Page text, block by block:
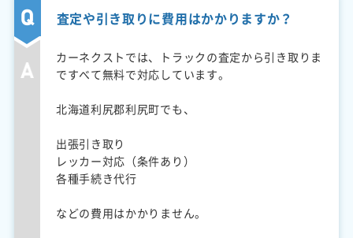
査定や引き取りに費用はかかりますか？
カーネクストでは、トラックの査定から引き取りま
ですべて無料で対応しています。
北海道利尻郡利尻町でも、
出張引き取り
レッカー対応（条件あり）
各種手続き代行
などの費用はかかりません。